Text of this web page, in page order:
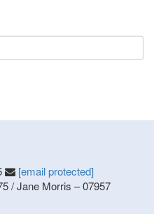
[email protected]
/ Jane Morris – 07957